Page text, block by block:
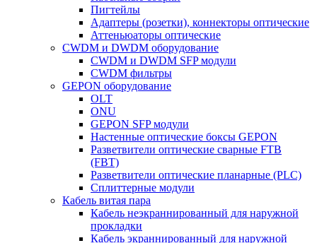
Пигтейлы
Адаптеры (розетки), коннекторы оптические
Аттеньюаторы оптические
CWDM и DWDM оборудование
CWDM и DWDM SFP модули
CWDM фильтры
GEPON оборудование
OLT
ONU
GEPON SFP модули
Настенные оптические боксы GEPON
Разветвители оптические сварные FTB
(FBT)
Разветвители оптические планарные (PLC)
Сплиттерные модули
Кабель витая пара
Кабель неэкраннированный для наружной
прокладки
Кабель экраннированный для наружной